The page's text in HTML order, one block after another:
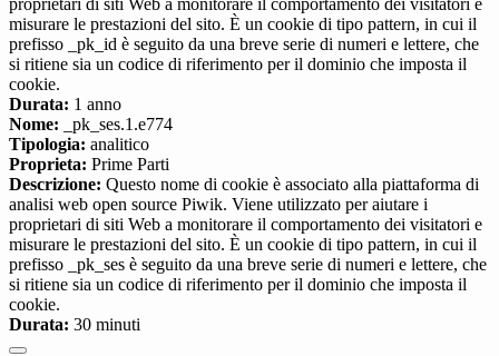
proprietari di siti Web a monitorare il comportamento dei visitatori e
misurare le prestazioni del sito. È un cookie di tipo pattern, in cui il
prefisso _pk_id è seguito da una breve serie di numeri e lettere, che
si ritiene sia un codice di riferimento per il dominio che imposta il
cookie.
Durata: 1 anno
Nome: _pk_ses.1.e774
Tipologia: analitico
Proprieta: Prime Parti
Descrizione: Questo nome di cookie è associato alla piattaforma di
analisi web open source Piwik. Viene utilizzato per aiutare i
proprietari di siti Web a monitorare il comportamento dei visitatori e
misurare le prestazioni del sito. È un cookie di tipo pattern, in cui il
prefisso _pk_ses è seguito da una breve serie di numeri e lettere, che
si ritiene sia un codice di riferimento per il dominio che imposta il
cookie.
Durata: 30 minuti